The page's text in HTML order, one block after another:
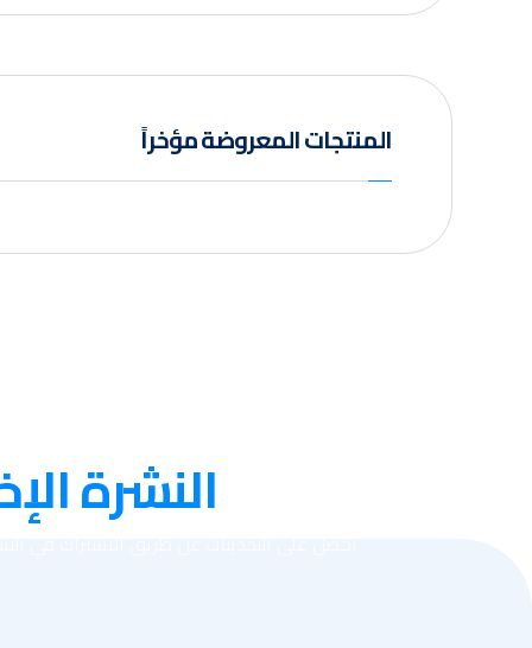
المنتجات المعروضة مؤخراً
النشرة